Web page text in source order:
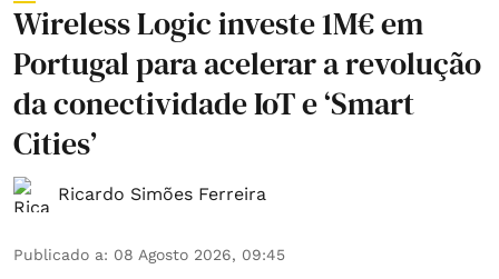
Wireless Logic investe 1M€ em
Portugal para acelerar a revolução
da conectividade IoT e ‘Smart
Cities’
Ricardo Simões Ferreira
Publicado a: 08 Agosto 2026, 09:45